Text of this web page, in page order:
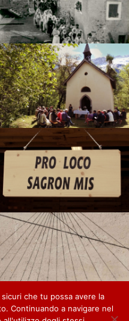
che tu possa avere la
Continuando a navigare nel